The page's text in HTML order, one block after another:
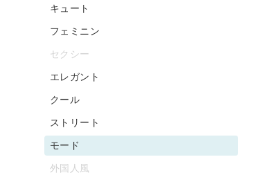
キュート
フェミニン
セクシー
エレガント
クール
ストリート
モード
外国人風